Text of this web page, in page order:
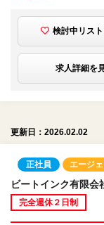
検討中リス
求人詳細を
更新日：2026.02.02
正社員 エージ
ビートインク有限会
完全週休２日制